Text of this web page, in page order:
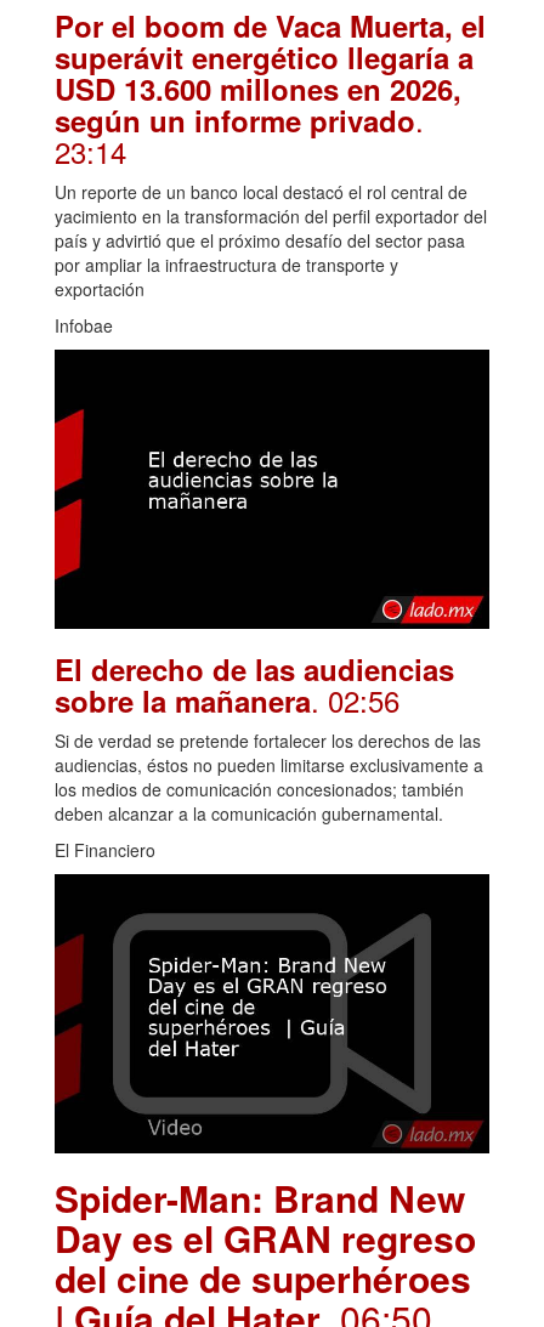
Por el boom de Vaca Muerta, el
superávit energético llegaría a
USD 13.600 millones en 2026,
según un informe privado.
23:14
Un reporte de un banco local destacó el rol central de
yacimiento en la transformación del perfil exportador del
país y advirtió que el próximo desafío del sector pasa
por ampliar la infraestructura de transporte y
exportación
Infobae
El derecho de las audiencias
sobre la mañanera. 02:56
Si de verdad se pretende fortalecer los derechos de las
audiencias, éstos no pueden limitarse exclusivamente a
los medios de comunicación concesionados; también
deben alcanzar a la comunicación gubernamental.
El Financiero
Spider-Man: Brand New
Day es el GRAN regreso
del cine de superhéroes